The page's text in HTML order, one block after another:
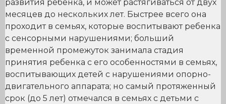
развития ребенка, и может растягиваться от двух
месяцев до нескольких лет. Быстрее всего она
проходит в семьях, которые воспитывают ребенка
с сенсорными нарушениями; больший
временной промежуток занимала стадия
принятия ребенка с его особенностями в семьях,
воспитывающих детей с нарушениями опорно-
двигательного аппарата; но самый протяженный
срок (до 5 лет) отмечался в семьях с детьми с